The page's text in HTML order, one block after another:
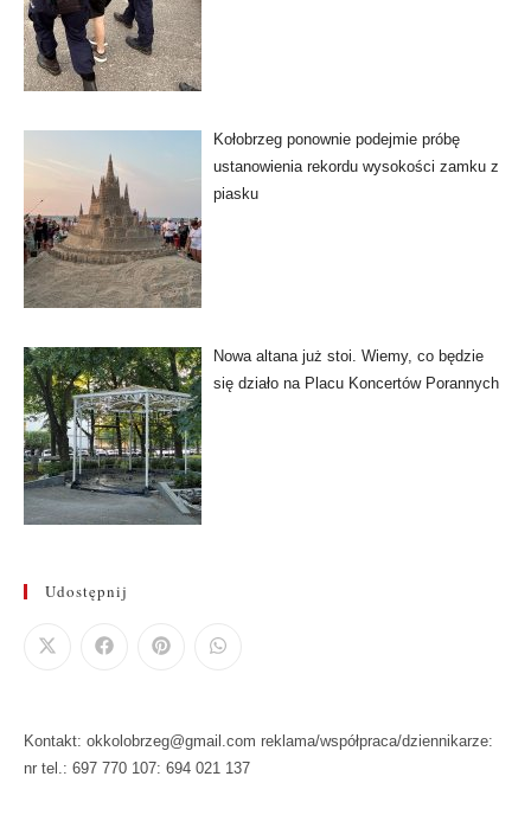
Kołobrzeg ponownie podejmie próbę
ustanowienia rekordu wysokości zamku z
piasku
Nowa altana już stoi. Wiemy, co będzie
się działo na Placu Koncertów Porannych
Udostępnij
Kontakt: okkolobrzeg@gmail.com reklama/współpraca/dziennikarze:
nr tel.: 697 770 107: 694 021 137